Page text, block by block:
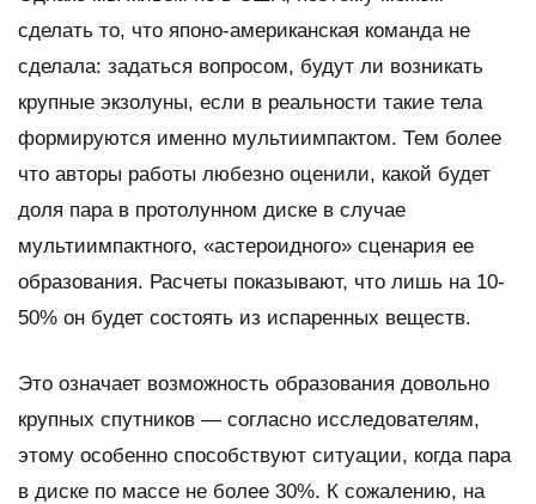
сделать то, что японо-американская команда не
сделала: задаться вопросом, будут ли возникать
крупные экзолуны, если в реальности такие тела
формируются именно мультиимпактом. Тем более
что авторы работы любезно оценили, какой будет
доля пара в протолунном диске в случае
мультиимпактного, «астероидного» сценария ее
образования. Расчеты показывают, что лишь на 10-
50% он будет состоять из испаренных веществ.
Это означает возможность образования довольно
крупных спутников — согласно исследователям,
этому особенно способствуют ситуации, когда пара
в диске по массе не более 30%. К сожалению, на